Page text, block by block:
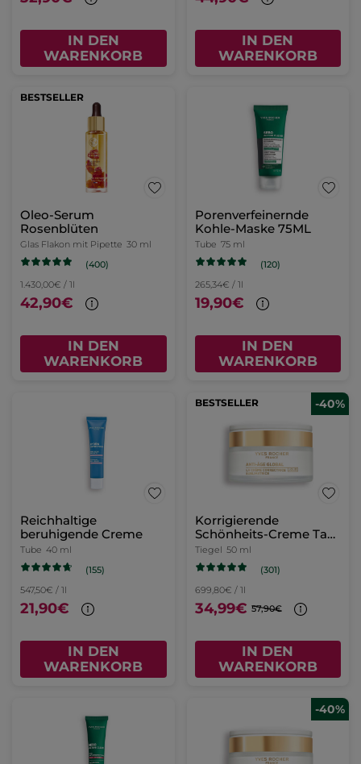
IN DEN
WARENKORB
IN DEN
WARENKORB
BESTSELLER
Oleo-Serum
Rosenblüten
Glas Flakon mit Pipette 30 ml
(400)
1.430,00€ / 1l
42,90€
IN DEN
WARENKORB
Porenverfeinernde
Kohle-Maske 75ML
Tube 75 ml
(120)
265,34€ / 1l
19,90€
IN DEN
WARENKORB
Reichhaltige
beruhigende Creme
Tube 40 ml
(155)
547,50€ / 1l
21,90€
IN DEN
WARENKORB
BESTSELLER -40%
Korrigierende
Schönheits-Creme Tag
- Alle Hauttypen
Tiegel 50 ml
(301)
699,80€ / 1l
34,99€ 57,90€
IN DEN
WARENKORB
-40%